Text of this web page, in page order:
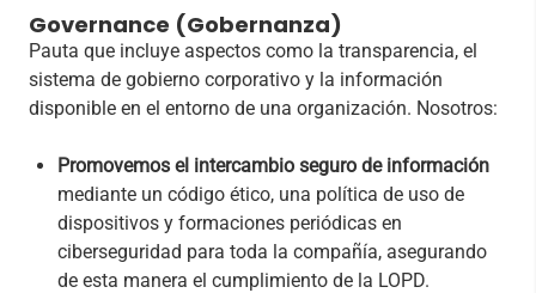
Governance (Gobernanza)
Pauta que incluye aspectos como la transparencia, el
sistema de gobierno corporativo y la información
disponible en el entorno de una organización. Nosotros:
Promovemos el intercambio seguro de información
mediante un código ético, una política de uso de
dispositivos y formaciones periódicas en
ciberseguridad para toda la compañía, asegurando
de esta manera el cumplimiento de la LOPD.